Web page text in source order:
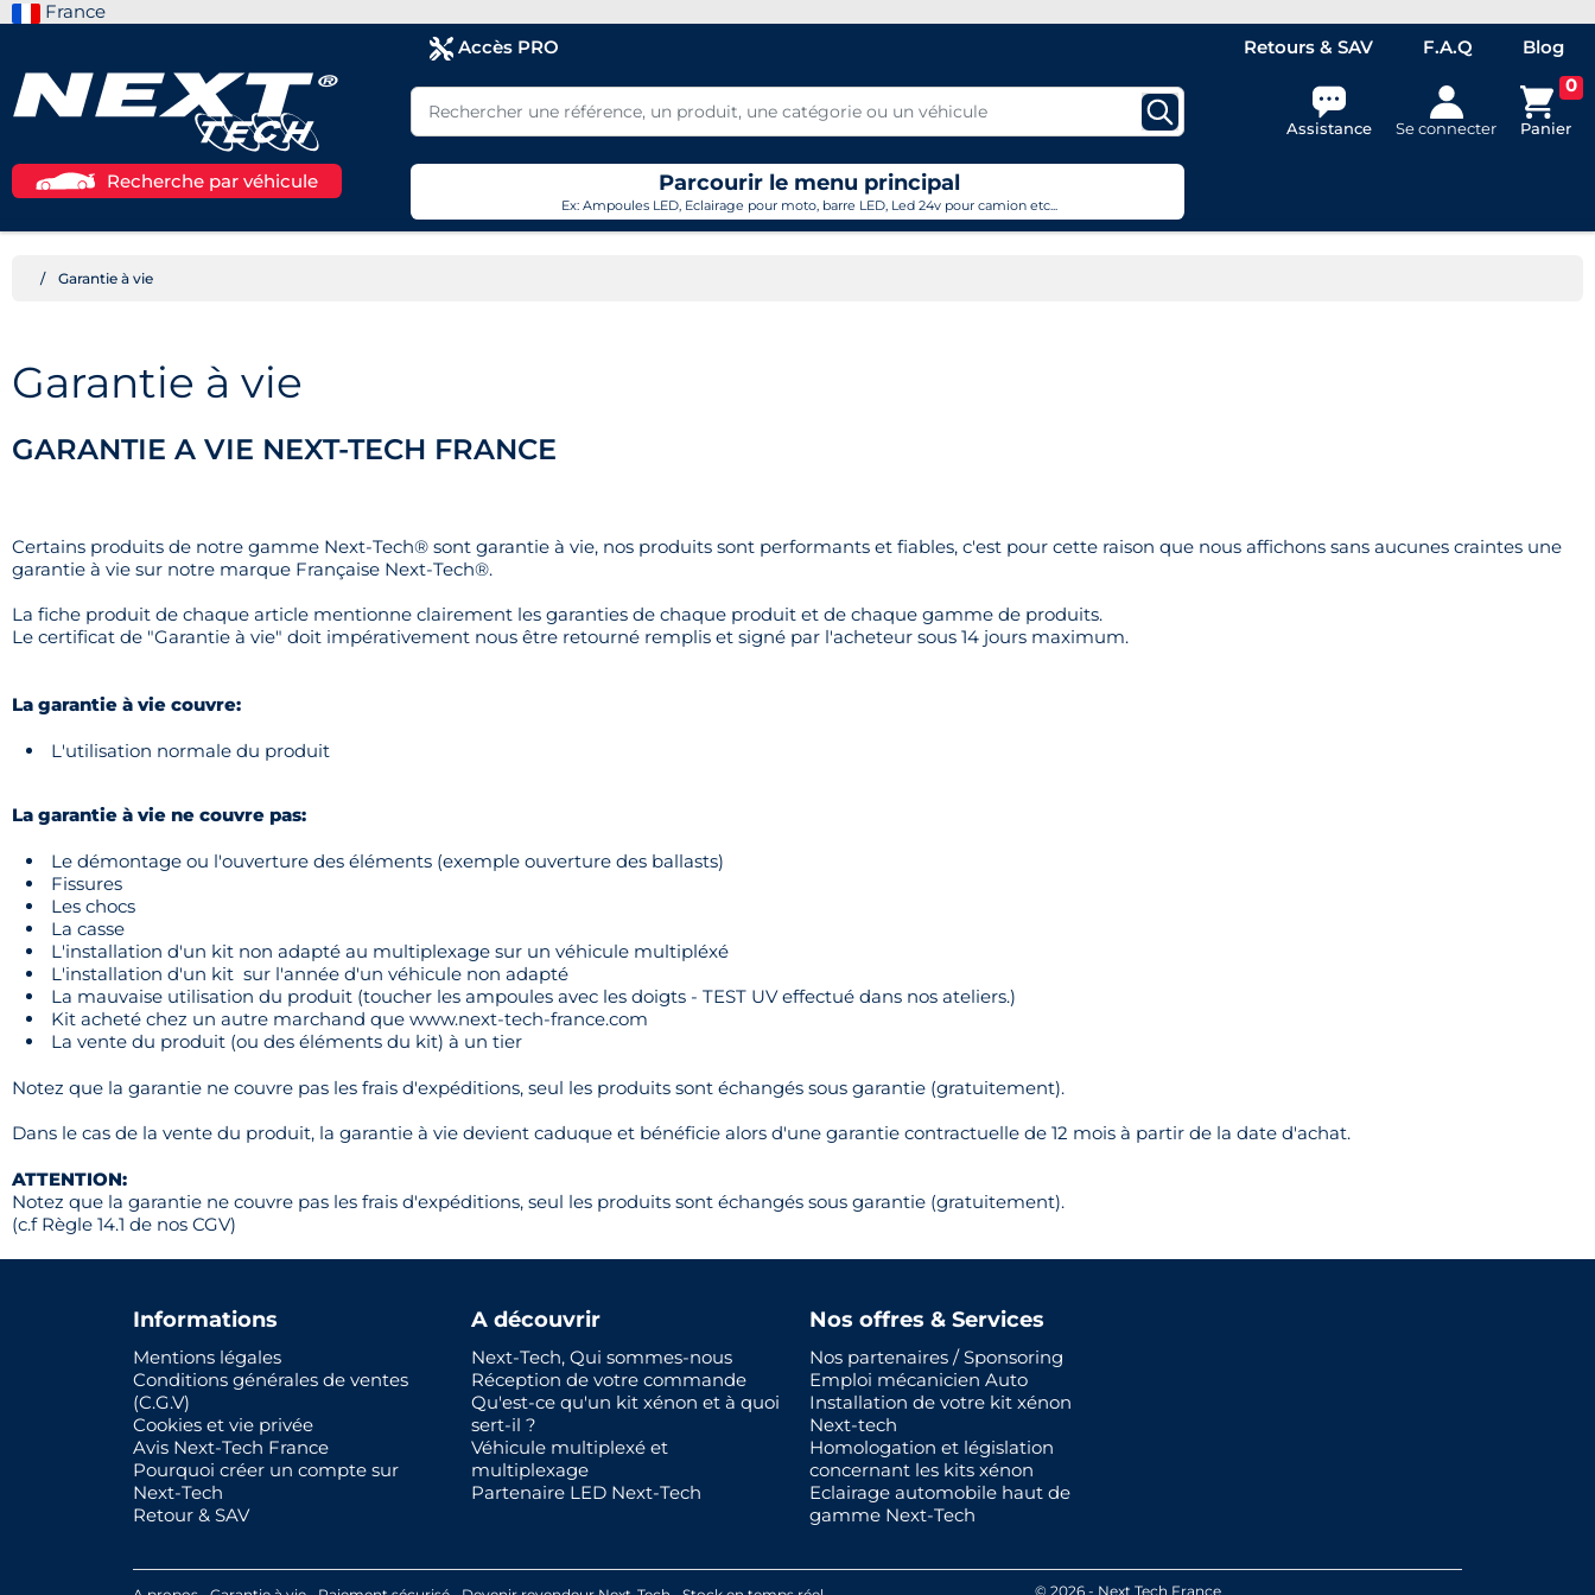
France
Accès PRO
Retours & SAV F.A.Q Blog
Assistance Se connecter
0
Panier
Recherche par véhicule Parcourir le menu principal
Ex: Ampoules LED, Eclairage pour moto, barre LED, Led 24v pour camion etc...
Garantie à vie
Garantie à vie
GARANTIE A VIE NEXT-TECH FRANCE
Certains produits de notre gamme Next-Tech® sont garantie à vie, nos produits sont performants et fiables, c'est pour cette raison que nous affichons sans aucunes craintes une
garantie à vie sur notre marque Française Next-Tech®.
La fiche produit de chaque article mentionne clairement les garanties de chaque produit et de chaque gamme de produits.
Le certificat de "Garantie à vie" doit impérativement nous être retourné remplis et signé par l'acheteur sous 14 jours maximum.
La garantie à vie couvre:
L'utilisation normale du produit
La garantie à vie ne couvre pas:
Le démontage ou l'ouverture des éléments (exemple ouverture des ballasts)
Fissures
Les chocs
La casse
L'installation d'un kit non adapté au multiplexage sur un véhicule multipléxé
L'installation d'un kit sur l'année d'un véhicule non adapté
La mauvaise utilisation du produit (toucher les ampoules avec les doigts - TEST UV effectué dans nos ateliers.)
Kit acheté chez un autre marchand que www.next-tech-france.com
La vente du produit (ou des éléments du kit) à un tier
Notez que la garantie ne couvre pas les frais d'expéditions, seul les produits sont échangés sous garantie (gratuitement).
Dans le cas de la vente du produit, la garantie à vie devient caduque et bénéficie alors d'une garantie contractuelle de 12 mois à partir de la date d'achat.
ATTENTION:
Notez que la garantie ne couvre pas les frais d'expéditions, seul les produits sont échangés sous garantie (gratuitement).
(c.f Règle 14.1 de nos CGV)
Informations
Mentions légales
Conditions générales de ventes
(C.G.V)
Cookies et vie privée
Avis Next-Tech France
Pourquoi créer un compte sur
Next-Tech
Retour & SAV
A découvrir
Next-Tech, Qui sommes-nous
Réception de votre commande
Qu'est-ce qu'un kit xénon et à quoi
sert-il ?
Véhicule multiplexé et
multiplexage
Partenaire LED Next-Tech
Nos offres & Services
Nos partenaires / Sponsoring
Emploi mécanicien Auto
Installation de votre kit xénon
Next-tech
Homologation et législation
concernant les kits xénon
Eclairage automobile haut de
gamme Next-Tech
© 2026 - Next Tech France